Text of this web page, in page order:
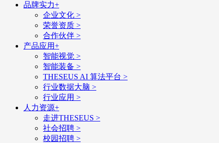
品牌实力+
企业文化 >
荣誉资质 >
合作伙伴 >
产品应用+
智能视觉 >
智能装备 >
THESEUS AI 算法平台 >
行业数据大脑 >
行业应用 >
人力资源+
走进THESEUS >
社会招聘 >
校园招聘 >